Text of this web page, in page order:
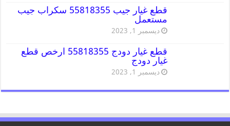
قطع غيار جيب 55818355 سكراب جيب
مستعمل
ديسمبر 1, 2023
قطع غيار دودج 55818355 ارخص قطع
غيار دودج
ديسمبر 1, 2023